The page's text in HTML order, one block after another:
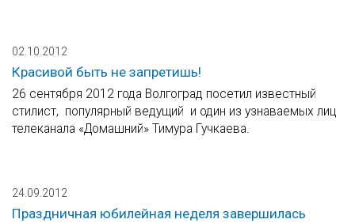
02.10.2012
Красивой быть не запретишь!
26 сентября 2012 года Волгоград посетил известный
стилист, популярный ведущий и один из узнаваемых лиц
телеканала «Домашний» Тимура Гучкаева.
24.09.2012
Праздничная юбилейная неделя завершилась